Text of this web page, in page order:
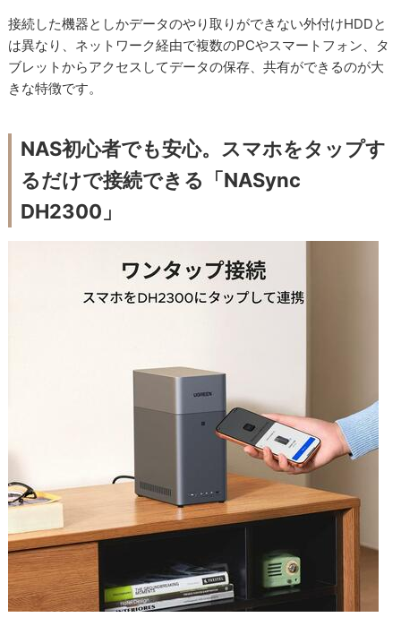
接続した機器としかデータのやり取りができない外付けHDDと
は異なり、ネットワーク経由で複数のPCやスマートフォン、タ
ブレットからアクセスしてデータの保存、共有ができるのが大
きな特徴です。
NAS初心者でも安心。スマホをタップす
るだけで接続できる「NASync
DH2300」